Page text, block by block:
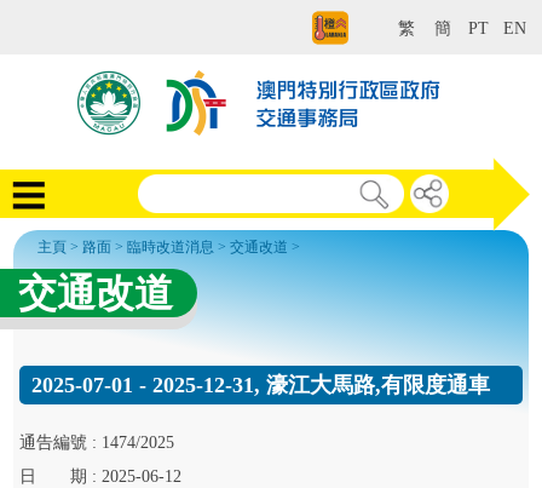
繁 簡 PT EN
主頁 >路面 > 臨時改道消息 >交通改道 >
交通改道
2025-07-01 - 2025-12-31, 濠江大馬路,有限度通車
通告編號 : 1474/2025
日
期 :2025-06-12